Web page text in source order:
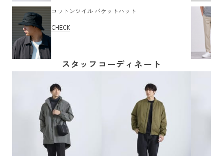
コットンツイル バケットハット
CHECK
スタッフコーディネート